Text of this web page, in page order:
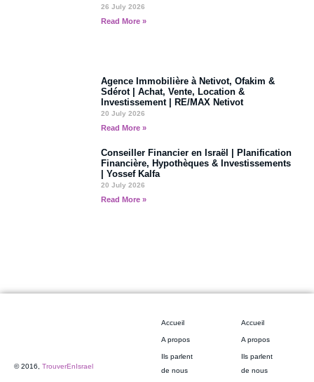
26 July 2026
Read More »
Agence Immobilière à Netivot, Ofakim &
Sdérot | Achat, Vente, Location &
Investissement | RE/MAX Netivot
20 July 2026
Read More »
Conseiller Financier en Israël | Planification
Financière, Hypothèques & Investissements
| Yossef Kalfa
20 July 2026
Read More »
© 2016, TrouverEnIsrael
Accueil
A propos
Ils parlent
de nous
Accueil
A propos
Ils parlent
de nous